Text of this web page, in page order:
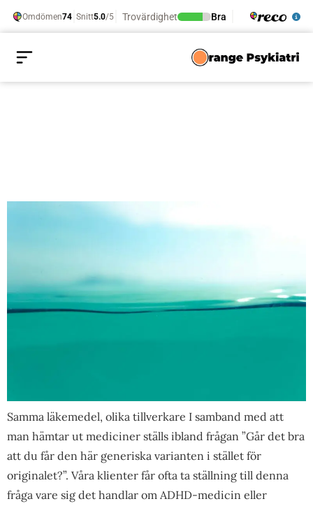
Samma läkemedel, olika tillverkare I samband med att
man hämtar ut mediciner ställs ibland frågan ”Går det bra
att du får den här generiska varianten i stället för
originalet?”. Våra klienter får ofta ta ställning till denna
fråga vare sig det handlar om ADHD-medicin eller